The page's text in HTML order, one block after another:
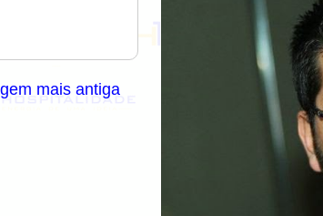
mais antiga